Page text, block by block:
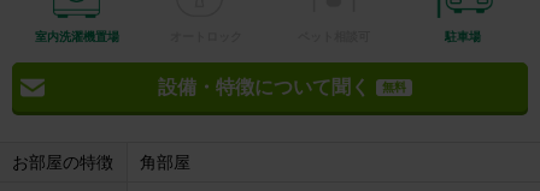
室内洗濯機置場 駐車場
設備・特徴について聞く 無料
お部屋の特徴 角部屋